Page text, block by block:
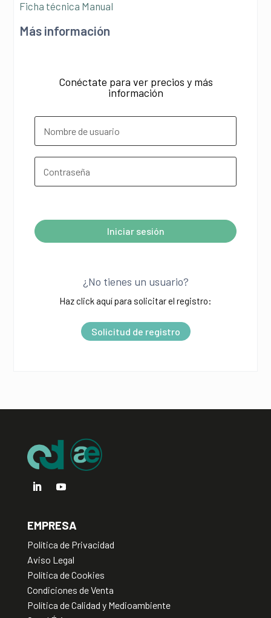
Ficha técnica Manual
Más información
Conéctate para ver precios y más
información
Iniciar sesión
:
¿No tienes un usuario?
Haz click aquí para solicitar el registro:
Solicitud de registro
EMPRESA
Política de Privacidad
Aviso Legal
Política de Cookies
Condiciones de Venta
Política de Calidad y Medioambiente